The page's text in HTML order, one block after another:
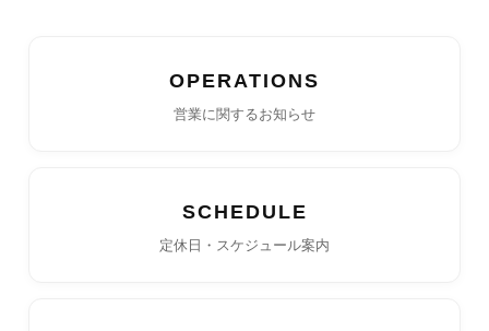
OPERATIONS
営業に関するお知らせ
SCHEDULE
定休日・スケジュール案内